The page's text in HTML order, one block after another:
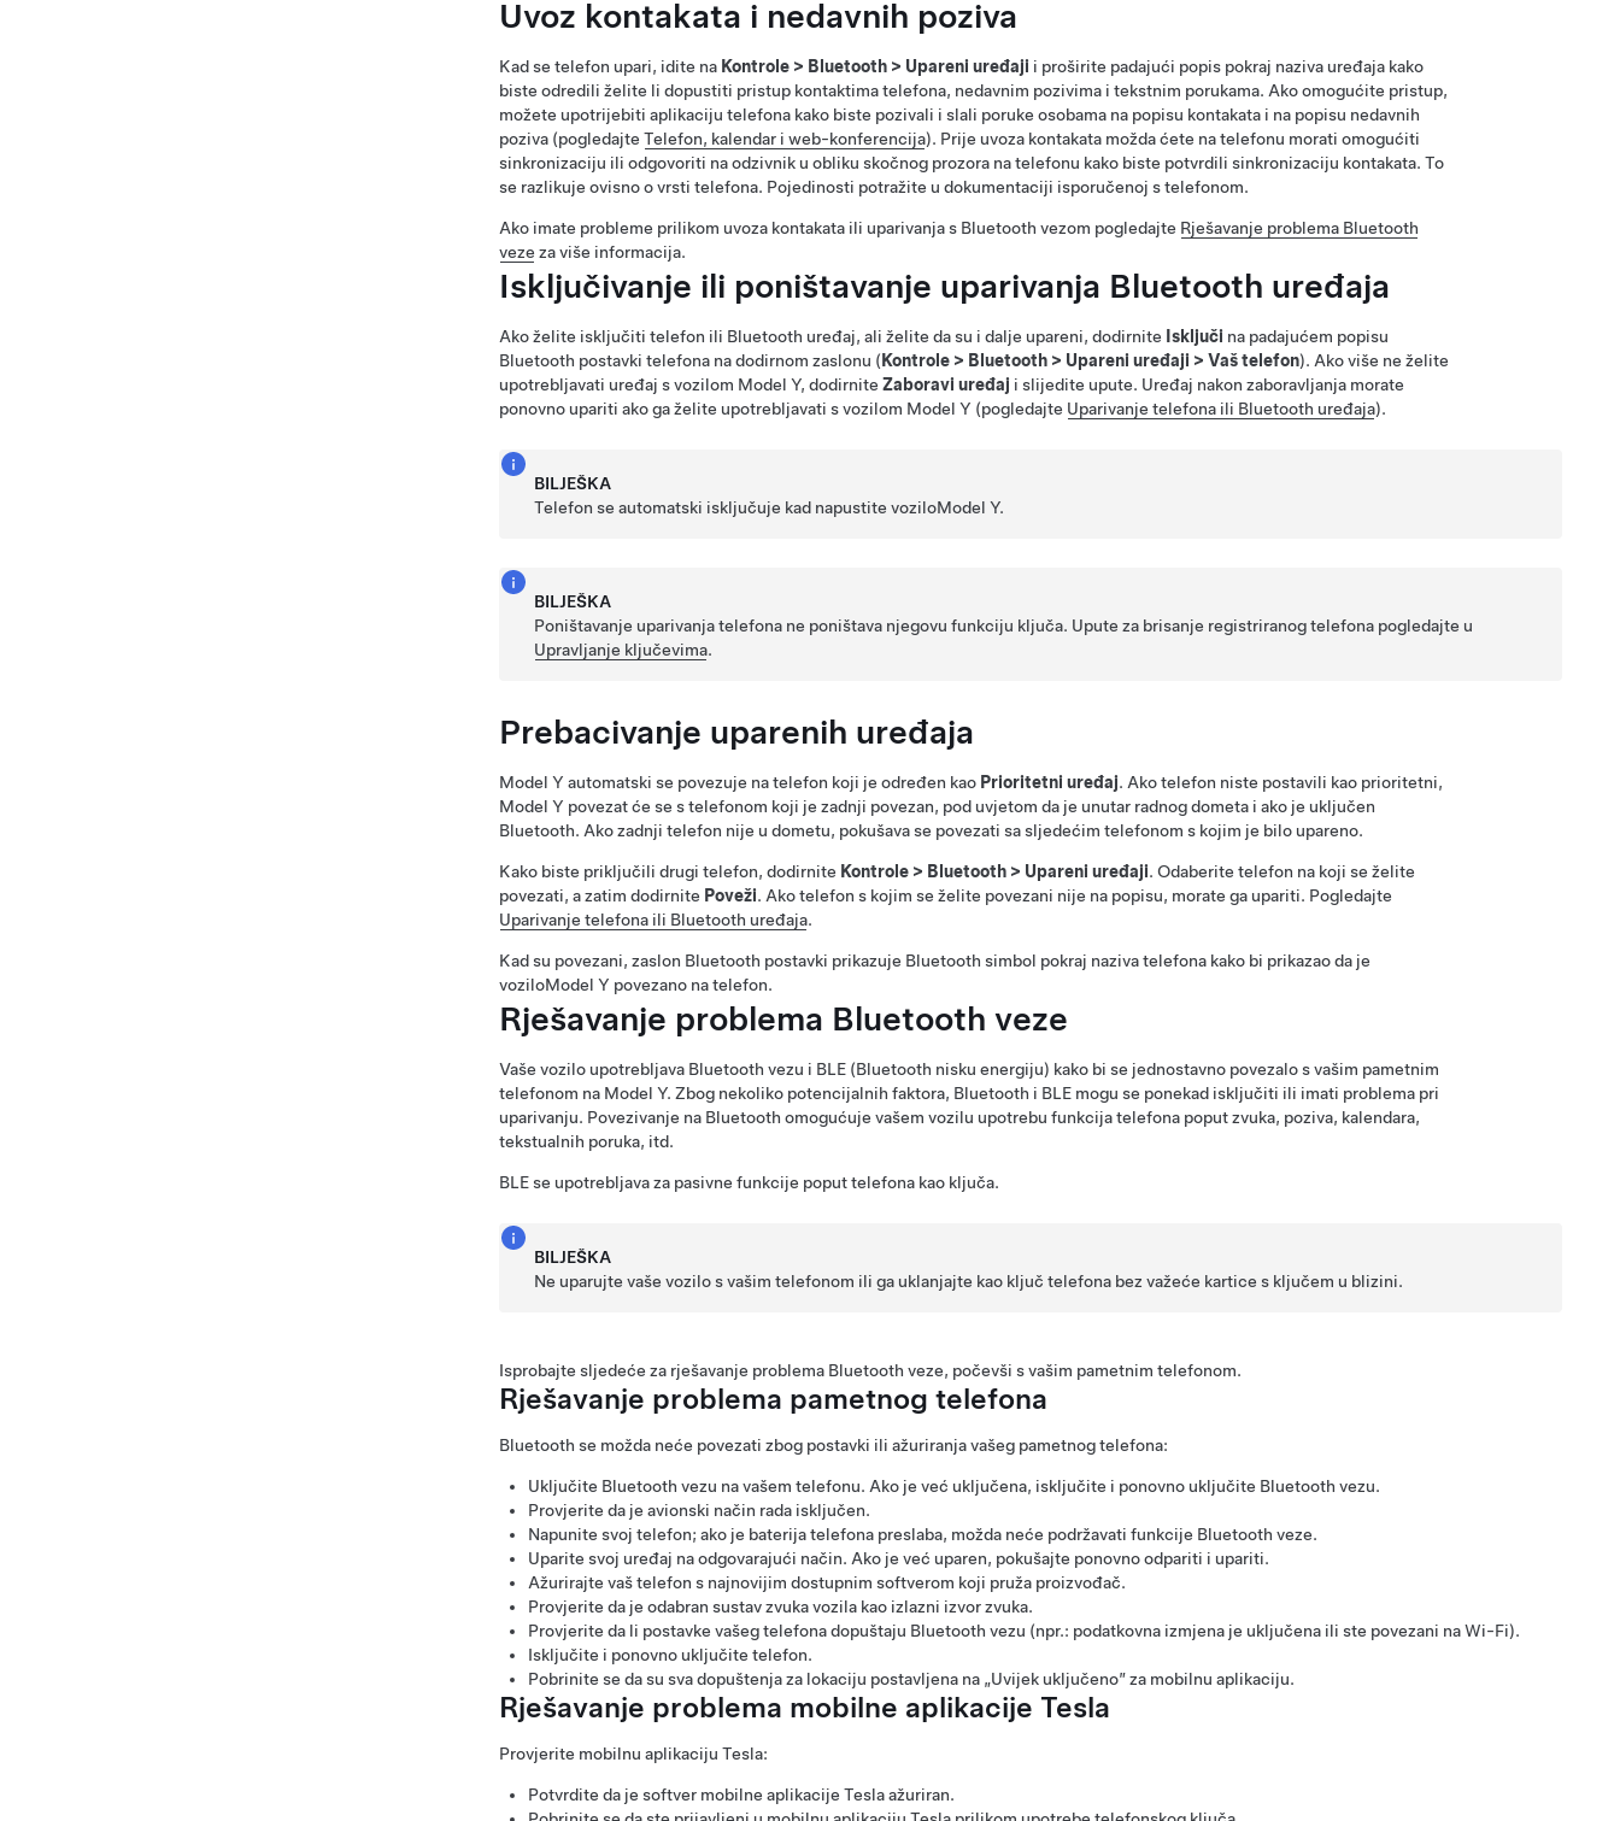
Uvoz kontakata i nedavnih poziva
Kad se telefon upari, idite na Kontrole > Bluetooth > Upareni uređaji i proširite padajući popis pokraj naziva uređaja kako
biste odredili želite li dopustiti pristup kontaktima telefona, nedavnim pozivima i tekstnim porukama. Ako omogućite pristup,
možete upotrijebiti aplikaciju telefona kako biste pozivali i slali poruke osobama na popisu kontakata i na popisu nedavnih
poziva (pogledajte Telefon, kalendar i web-konferencija). Prije uvoza kontakata možda ćete na telefonu morati omogućiti
sinkronizaciju ili odgovoriti na odzivnik u obliku skočnog prozora na telefonu kako biste potvrdili sinkronizaciju kontakata. To
se razlikuje ovisno o vrsti telefona. Pojedinosti potražite u dokumentaciji isporučenoj s telefonom.
Ako imate probleme prilikom uvoza kontakata ili uparivanja s Bluetooth vezom pogledajte Rješavanje problema Bluetooth
veze za više informacija.
Isključivanje ili poništavanje uparivanja Bluetooth uređaja
Ako želite isključiti telefon ili Bluetooth uređaj, ali želite da su i dalje upareni, dodirnite Isključi na padajućem popisu
Bluetooth postavki telefona na dodirnom zaslonu ( Kontrole > Bluetooth > Upareni uređaji > Vaš telefon). Ako više ne želite
upotrebljavati uređaj s vozilom Model Y, dodirnite Zaboravi uređaj i slijedite upute. Uređaj nakon zaboravljanja morate
ponovno upariti ako ga želite upotrebljavati s vozilom Model Y (pogledajte Uparivanje telefona ili Bluetooth uređaja).
BILJEŠKA
Telefon se automatski isključuje kad napustite voziloModel Y.
BILJEŠKA
Poništavanje uparivanja telefona ne poništava njegovu funkciju ključa. Upute za brisanje registriranog telefona pogledajte u
Upravljanje ključevima.
Prebacivanje uparenih uređaja
Model Y automatski se povezuje na telefon koji je određen kao Prioritetni uređaj. Ako telefon niste postavili kao prioritetni,
Model Y povezat će se s telefonom koji je zadnji povezan, pod uvjetom da je unutar radnog dometa i ako je uključen
Bluetooth. Ako zadnji telefon nije u dometu, pokušava se povezati sa sljedećim telefonom s kojim je bilo upareno.
Kako biste priključili drugi telefon, dodirnite Kontrole > Bluetooth > Upareni uređaji. Odaberite telefon na koji se želite
povezati, a zatim dodirnite Poveži. Ako telefon s kojim se želite povezani nije na popisu, morate ga upariti. Pogledajte
Uparivanje telefona ili Bluetooth uređaja.
Kad su povezani, zaslon Bluetooth postavki prikazuje Bluetooth simbol pokraj naziva telefona kako bi prikazao da je
voziloModel Y povezano na telefon.
Rješavanje problema Bluetooth veze
Vaše vozilo upotrebljava Bluetooth vezu i BLE (Bluetooth nisku energiju) kako bi se jednostavno povezalo s vašim pametnim
telefonom na Model Y. Zbog nekoliko potencijalnih faktora, Bluetooth i BLE mogu se ponekad isključiti ili imati problema pri
uparivanju. Povezivanje na Bluetooth omogućuje vašem vozilu upotrebu funkcija telefona poput zvuka, poziva, kalendara,
tekstualnih poruka, itd.
BLE se upotrebljava za pasivne funkcije poput telefona kao ključa.
BILJEŠKA
Ne uparujte vaše vozilo s vašim telefonom ili ga uklanjajte kao ključ telefona bez važeće kartice s ključem u blizini.
Isprobajte sljedeće za rješavanje problema Bluetooth veze, počevši s vašim pametnim telefonom.
Rješavanje problema pametnog telefona
Bluetooth se možda neće povezati zbog postavki ili ažuriranja vašeg pametnog telefona:
Uključite Bluetooth vezu na vašem telefonu. Ako je već uključena, isključite i ponovno uključite Bluetooth vezu.
Provjerite da je avionski način rada isključen.
Napunite svoj telefon; ako je baterija telefona preslaba, možda neće podržavati funkcije Bluetooth veze.
Uparite svoj uređaj na odgovarajući način. Ako je već uparen, pokušajte ponovno odpariti i upariti.
Ažurirajte vaš telefon s najnovijim dostupnim softverom koji pruža proizvođač.
Provjerite da je odabran sustav zvuka vozila kao izlazni izvor zvuka.
Provjerite da li postavke vašeg telefona dopuštaju Bluetooth vezu (npr.: podatkovna izmjena je uključena ili ste povezani na Wi-Fi).
Isključite i ponovno uključite telefon.
Pobrinite se da su sva dopuštenja za lokaciju postavljena na „Uvijek uključeno” za mobilnu aplikaciju.
Rješavanje problema mobilne aplikacije Tesla
Provjerite mobilnu aplikaciju Tesla:
Potvrdite da je softver mobilne aplikacije Tesla ažuriran.